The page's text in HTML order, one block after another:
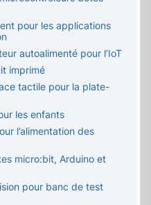
pour les applications
autoalimenté pour l’IoT
imprimé
tactile pour la plate-
les enfants
l’alimentation des
micro:bit, Arduino et
pour banc de test